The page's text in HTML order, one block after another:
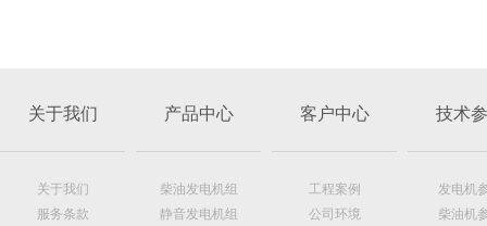
关于我们
关于我们
服务条款
产品中心
柴油发电机组
静音发电机组
客户中心
工程案例
公司环境
技术
发电机
柴油机